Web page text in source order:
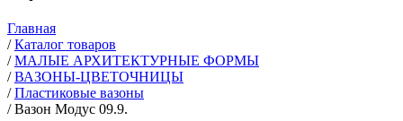
Главная
/ Каталог товаров
/ МАЛЫЕ АРХИТЕКТУРНЫЕ ФОРМЫ
/ ВАЗОНЫ-ЦВЕТОЧНИЦЫ
/ Пластиковые вазоны
/ Вазон Модус 09.9.